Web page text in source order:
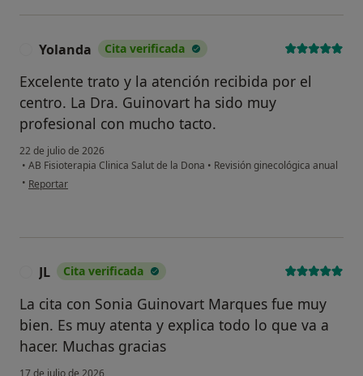
Yolanda Cita verificada
Excelente trato y la atención recibida por el
centro. La Dra. Guinovart ha sido muy
profesional con mucho tacto.
22 de julio de 2026
• AB Fisioterapia Clinica Salut de la Dona • Revisión ginecológica anual
• en opinión del usuario Yolanda
Reportar
JL Cita verificada
La cita con Sonia Guinovart Marques fue muy
bien. Es muy atenta y explica todo lo que va a
hacer. Muchas gracias
17 de julio de 2026